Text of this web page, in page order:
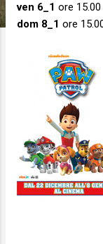
ven 6_1 ore 15.00
dom 8_1 ore